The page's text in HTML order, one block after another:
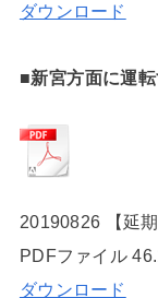
ダウンロード
■新宮方面に運
20190826 【延
PDFファイル
ダウンロード